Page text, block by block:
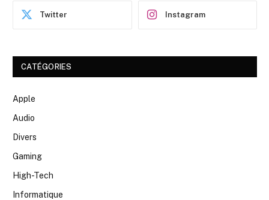
Twitter Instagram
CATÉGORIES
Apple
Audio
Divers
Gaming
High-Tech
Informatique